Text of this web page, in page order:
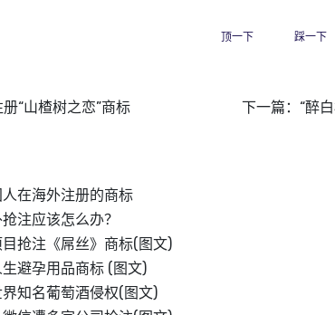
顶一下 踩一下
“山楂树之恋”商标 下一篇： “醉
在海外注册的商标
注应该怎么办？
抢注《屌丝》商标(图文)
避孕用品商标 (图文)
知名葡萄酒侵权(图文)